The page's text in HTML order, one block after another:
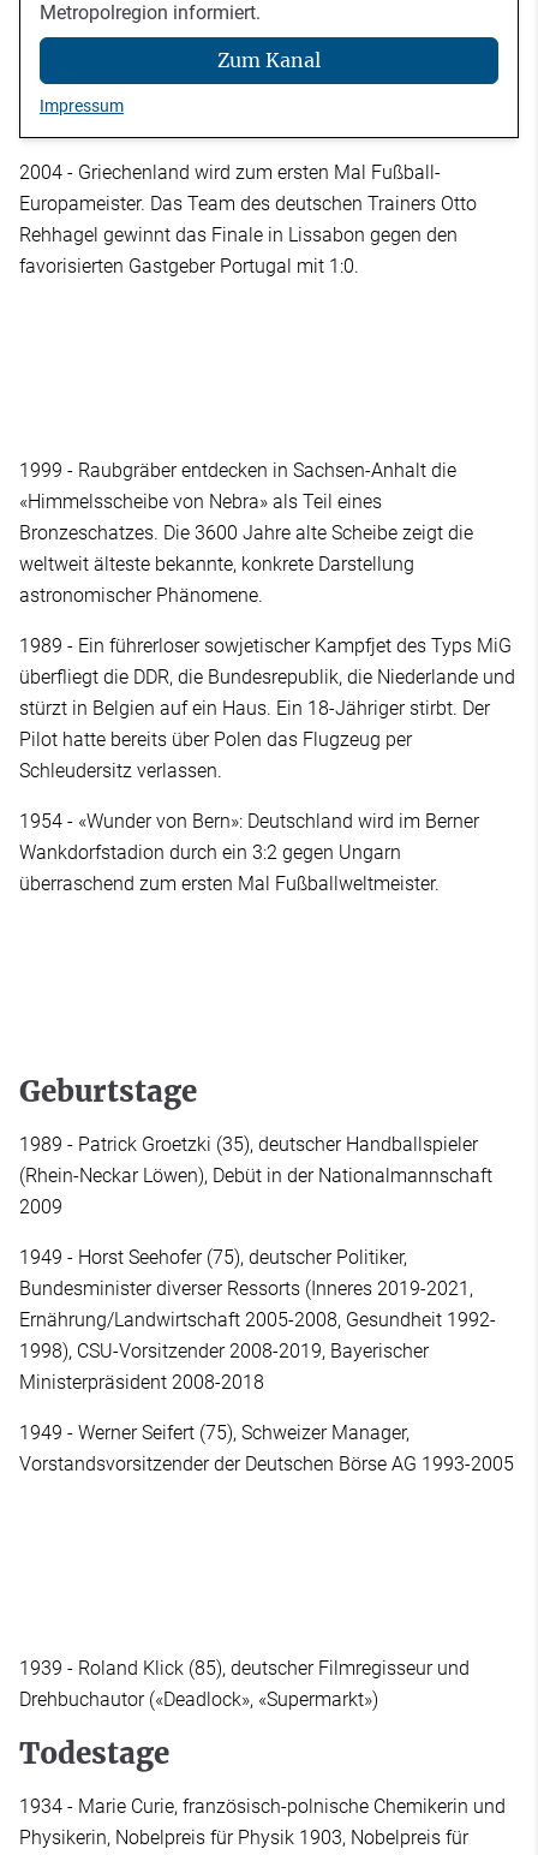
Metropolregion informiert.
Zum Kanal
Impressum
2004 - Griechenland wird zum ersten Mal Fußball-
Europameister. Das Team des deutschen Trainers Otto
Rehhagel gewinnt das Finale in Lissabon gegen den
favorisierten Gastgeber Portugal mit 1:0.
1999 - Raubgräber entdecken in Sachsen-Anhalt die
«Himmelsscheibe von Nebra» als Teil eines
Bronzeschatzes. Die 3600 Jahre alte Scheibe zeigt die
weltweit älteste bekannte, konkrete Darstellung
astronomischer Phänomene.
1989 - Ein führerloser sowjetischer Kampfjet des Typs MiG
überfliegt die DDR, die Bundesrepublik, die Niederlande und
stürzt in Belgien auf ein Haus. Ein 18-Jähriger stirbt. Der
Pilot hatte bereits über Polen das Flugzeug per
Schleudersitz verlassen.
1954 - «Wunder von Bern»: Deutschland wird im Berner
Wankdorfstadion durch ein 3:2 gegen Ungarn
überraschend zum ersten Mal Fußballweltmeister.
Geburtstage
1989 - Patrick Groetzki (35), deutscher Handballspieler
(Rhein-Neckar Löwen), Debüt in der Nationalmannschaft
2009
1949 - Horst Seehofer (75), deutscher Politiker,
Bundesminister diverser Ressorts (Inneres 2019-2021,
Ernährung/Landwirtschaft 2005-2008, Gesundheit 1992-
1998), CSU-Vorsitzender 2008-2019, Bayerischer
Ministerpräsident 2008-2018
1949 - Werner Seifert (75), Schweizer Manager,
Vorstandsvorsitzender der Deutschen Börse AG 1993-2005
1939 - Roland Klick (85), deutscher Filmregisseur und
Drehbuchautor («Deadlock», «Supermarkt»)
Todestage
1934 - Marie Curie, französisch-polnische Chemikerin und
Physikerin, Nobelpreis für Physik 1903, Nobelpreis für